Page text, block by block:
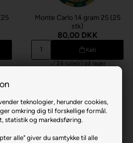
teknologier, herunder cookies,
omkring dig til forskellige formål.
statistik og markedsføring.
alle" giver du samtykke til alle
Monte Carlo 14 gram 25 (25
stk)
80,00 DKK
Køb
24 rulle(r) på lager